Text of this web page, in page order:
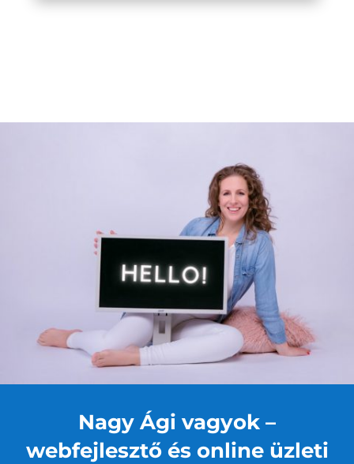
Nagy Ági vagyok –
webfejlesztő és online üzleti